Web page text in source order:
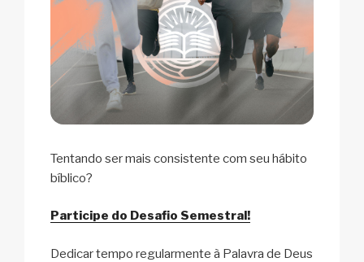
Tentando ser mais consistente com seu hábito
bíblico?
Participe do Desafio Semestral!
Dedicar tempo regularmente à Palavra de Deus